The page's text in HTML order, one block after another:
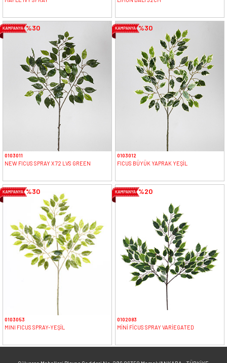
%30
0103011
NEW FICUS SPRAY X 72 LVS GREEN
%30
0103012
FICUS BÜYÜK YAPRAK YEŞİL
%30
0103053
MINI FICUS SPRAY-YEŞİL
%20
0102083
MİNİ FİCUS SPRAY VARİEGATED